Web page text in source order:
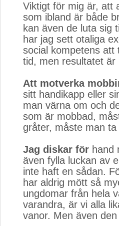
Viktigt för mig är, att
som ibland är både
kan även de luta sig
har jag sett otaliga
social kompetens
tid, men resultatet är
Att motverka
sitt handikapp eller
man värna om och
som är mobbad,
gråter, måste man ta
Jag diskar för hand
även fylla luckan av
inte haft en sådan.
har aldrig mött så
ungdomar från hela
varandra, är vi alla
vanor. Men även